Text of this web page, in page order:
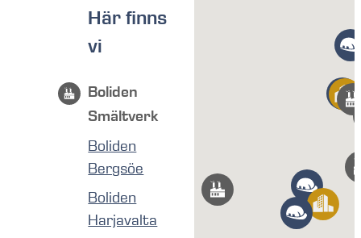
Här finns
vi
Boliden
Smältverk
Boliden
Bergsöe
Boliden
Harjavalta